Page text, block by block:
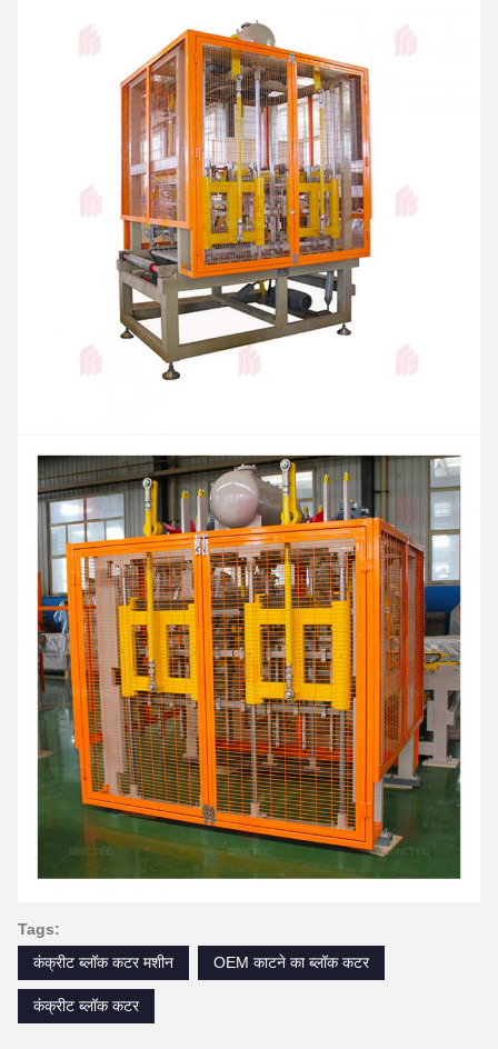
Tags:
कंक्रीट ब्लॉक कटर मशीन
OEM काटने का ब्लॉक कटर
कंक्रीट ब्लॉक कटर